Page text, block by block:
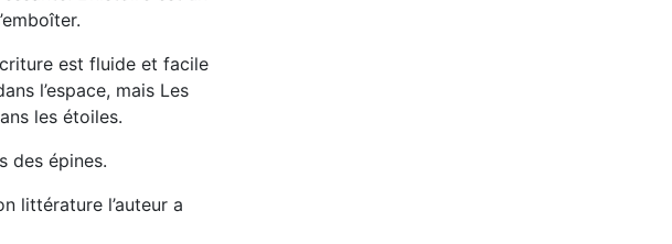
est fluide et facile
l’espace, mais Les
les étoiles.
des épines.
littérature l’auteur a